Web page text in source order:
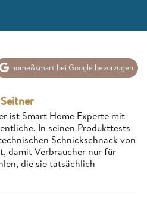
home&smart bei Google bevorzugen
ist Smart Home Experte mit
In seinen Produkttests
Schnickschnack von
damit Verbraucher nur für
die sie tatsächlich